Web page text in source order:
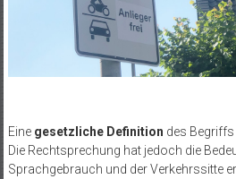
Eine gesetzliche Definition des Begriffs
Die Rechtsprechung hat jedoch die
Sprachgebrauch und der Verkehrssitte